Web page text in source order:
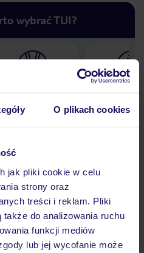
O plikach cookies
jak pliki cookie w celu
strony oraz
treści i reklam. Pliki
do analizowania ruchu
funkcji mediów
lub jej wycofanie może
wybrać TUI?
w Polsce
30 lat w